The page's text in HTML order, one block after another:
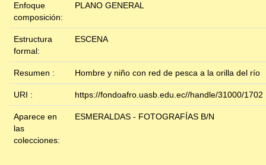
Enfoque
composición:
PLANO GENERAL
Estructura
formal:
ESCENA
Resumen : Hombre y niño con red de pesca a la orilla del río
URI : https://fondoafro.uasb.edu.ec//handle/31000/1702
Aparece en
las
colecciones:
ESMERALDAS - FOTOGRAFÍAS B/N